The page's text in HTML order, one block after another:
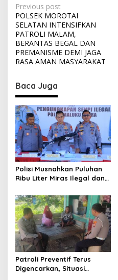
P
o
s
t
n
a
v
i
g
a
t
i
o
n
Previous post
POLSEK MOROTAI
SELATAN INTENSIFKAN
PATROLI MALAM,
BERANTAS BEGAL DAN
PREMANISME DEMI JAGA
RASA AMAN MASYARAKAT
Baca Juga
Polisi Musnahkan Puluhan
Ribu Liter Miras Ilegal dan
Peredaran Senjata Api
Lintas Negara
Patroli Preventif Terus
Digencarkan, Situasi